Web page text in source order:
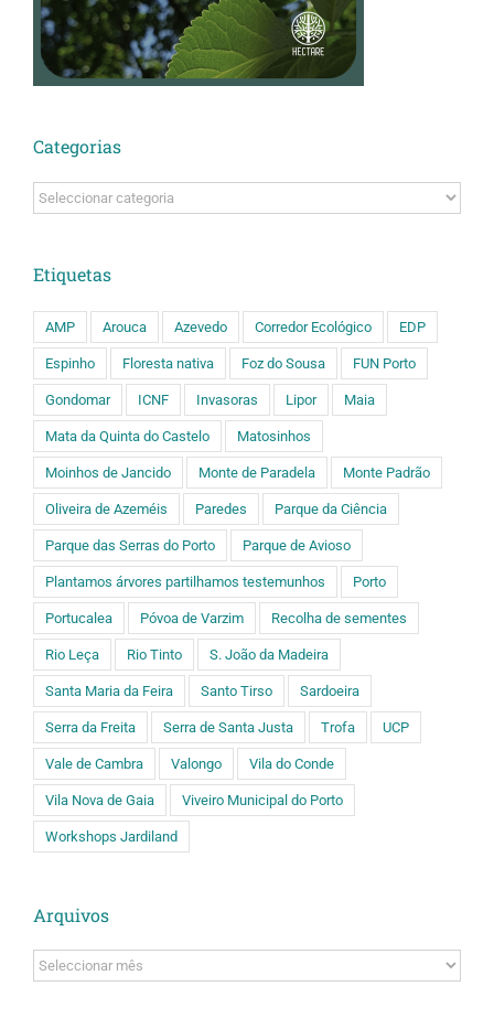
Categorias
Categorias
Etiquetas
AMP Arouca Azevedo Corredor Ecológico EDP
Espinho Floresta nativa Foz do Sousa FUN Porto
Gondomar ICNF Invasoras Lipor Maia
Mata da Quinta do Castelo Matosinhos
Moinhos de Jancido Monte de Paradela Monte Padrão
Oliveira de Azeméis Paredes Parque da Ciência
Parque das Serras do Porto Parque de Avioso
Plantamos árvores partilhamos testemunhos Porto
Portucalea Póvoa de Varzim Recolha de sementes
Rio Leça Rio Tinto S. João da Madeira
Santa Maria da Feira Santo Tirso Sardoeira
Serra da Freita Serra de Santa Justa Trofa UCP
Vale de Cambra Valongo Vila do Conde
Vila Nova de Gaia Viveiro Municipal do Porto
Workshops Jardiland
Arquivos
Arquivos